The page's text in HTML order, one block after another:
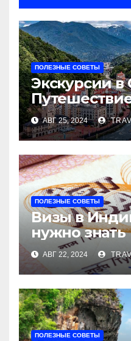
ПОЛЕЗНЫЕ СОВЕТЫ
Экскурсии в
АВГ 25, 2024
ПОЛЕЗНЫЕ СОВЕТЫ
Визы в
нужно знать
АВГ 22, 2024
ПОЛЕЗНЫЕ СОВЕТЫ